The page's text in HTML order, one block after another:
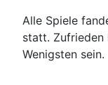
Alle Spiele
statt. Zufrieden
Wenigsten sein.